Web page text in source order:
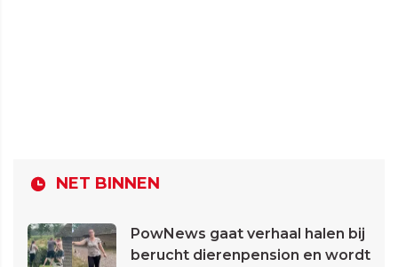
NET BINNEN
PowNews gaat verhaal halen bij
berucht dierenpension en wordt